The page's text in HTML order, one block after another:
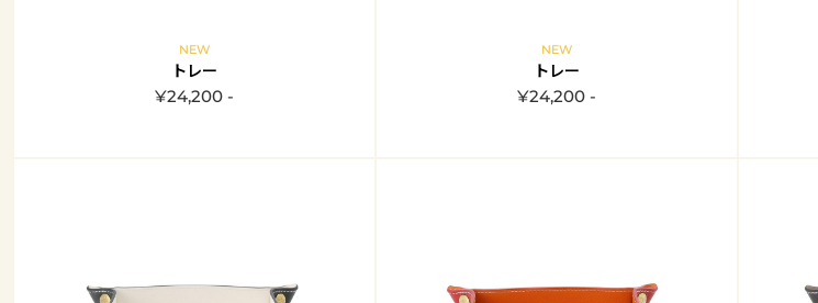
NEW
トレー
¥24,200 -
NEW
トレー
¥24,200 -